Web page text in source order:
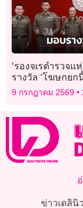
‘รองจเรตำรวจแ
รางวัล ‘โฆษกยก
ตำรวจอินฟลูเอน
9 กรกฎาคม 2569
ข่าวเดลินิ